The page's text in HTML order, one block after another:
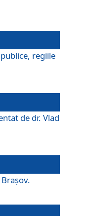
regiile
de dr. Vlad